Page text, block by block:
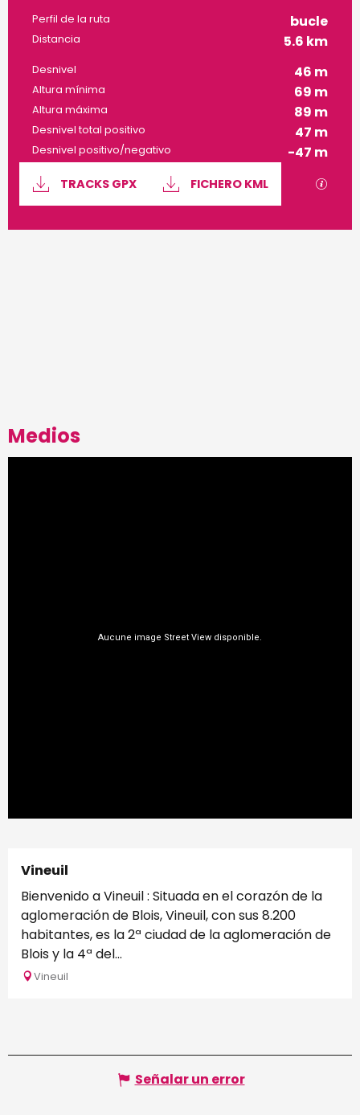
Perfil de la ruta bucle
Distancia 5.6 km
Desnivel 46 m
Altura mínima 69 m
Altura máxima 89 m
Desnivel total positivo 47 m
Desnivel positivo/negativo -47 m
Documentación
TRACKS GPX FICHERO KML Los
Medios
Vineuil
Bienvenido a Vineuil : Situada en el corazón de la
aglomeración de Blois, Vineuil, con sus 8.200
habitantes, es la 2ª ciudad de la aglomeración de
Blois y la 4ª del...
Vineuil
Señalar un error